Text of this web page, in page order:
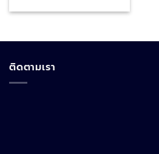
ติดตามเรา